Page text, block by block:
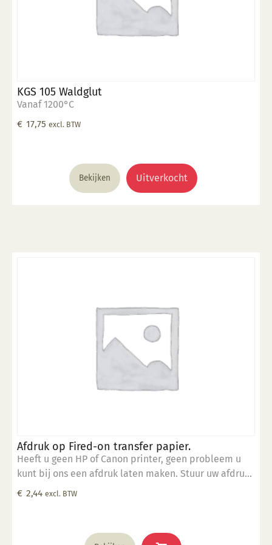
KGS 105 Waldglut
Vanaf 1200°C
€ 17,75 excl. BTW
Bekijken Uitverkocht
Afdruk op Fired-on transfer papier.
Heeft u geen HP of Canon printer, geen probleem u
kunt bij ons een afdruk laten maken. Stuur uw afdruk
in pdf formaat naar ons email adres en bestel dit
€ 2,44 excl. BTW